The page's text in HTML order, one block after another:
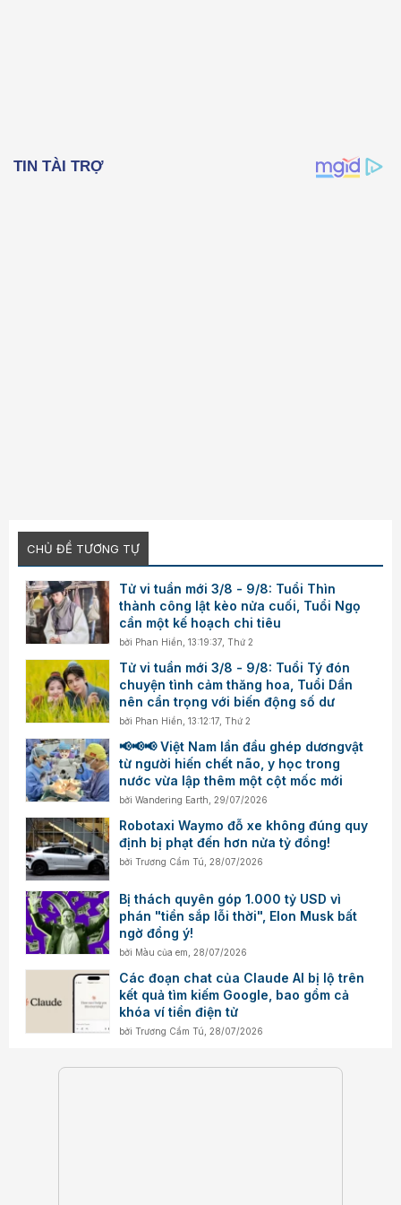
CHỦ ĐỀ TƯƠNG TỰ
Tử vi tuần mới 3/8 - 9/8: Tuổi Thìn
thành công lật kèo nửa cuối, Tuổi Ngọ
cần một kế hoạch chi tiêu
bởi Phan Hiền ,13:19:37, Thứ 2
Tử vi tuần mới 3/8 - 9/8: Tuổi Tý đón
chuyện tình cảm thăng hoa, Tuổi Dần
nên cẩn trọng với biến động số dư
bởi Phan Hiền ,13:12:17, Thứ 2
📢📢📢 Việt Nam lần đầu ghép dươngvật
từ người hiến chết não, y học trong
nước vừa lập thêm một cột mốc mới
bởiWandering Earth ,29/07/2026
Robotaxi Waymo đỗ xe không đúng quy
định bị phạt đến hơn nửa tỷ đồng!
bởiTrương Cẩm Tú ,28/07/2026
Bị thách quyên góp 1.000 tỷ USD vì
phán "tiền sắp lỗi thời", Elon Musk bất
ngờ đồng ý!
bởi Màu của em ,28/07/2026
Các đoạn chat của Claude AI bị lộ trên
kết quả tìm kiếm Google, bao gồm cả
khóa ví tiền điện tử
bởiTrương Cẩm Tú ,28/07/2026